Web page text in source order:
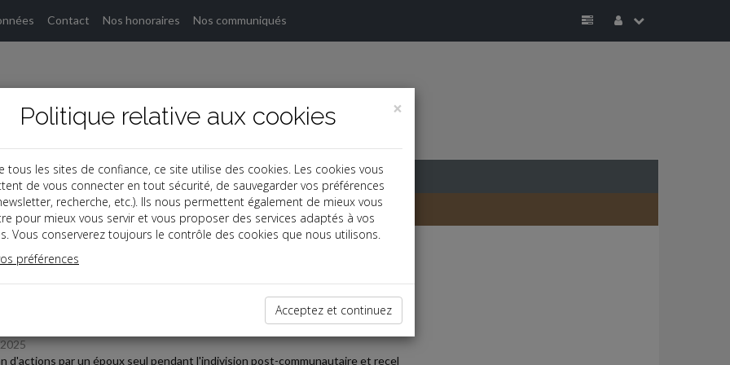
Contact Nos honoraires Nos communiqués
dernières dépêches
d'actions par un époux seul pendant l'indivision post-communautaire et recel
×
Politique relative aux cookies
tous les sites de confiance, ce site utilise des cookies. Les cookies vous
de vous connecter en tout sécurité, de sauvegarder vos préférences
recherche, etc.). Ils nous permettent également de mieux vous
pour mieux vous servir et vous proposer des services adaptés à vos
Vous conserverez toujours le contrôle des cookies que nous utilisons.
préférences
Acceptez et continuez